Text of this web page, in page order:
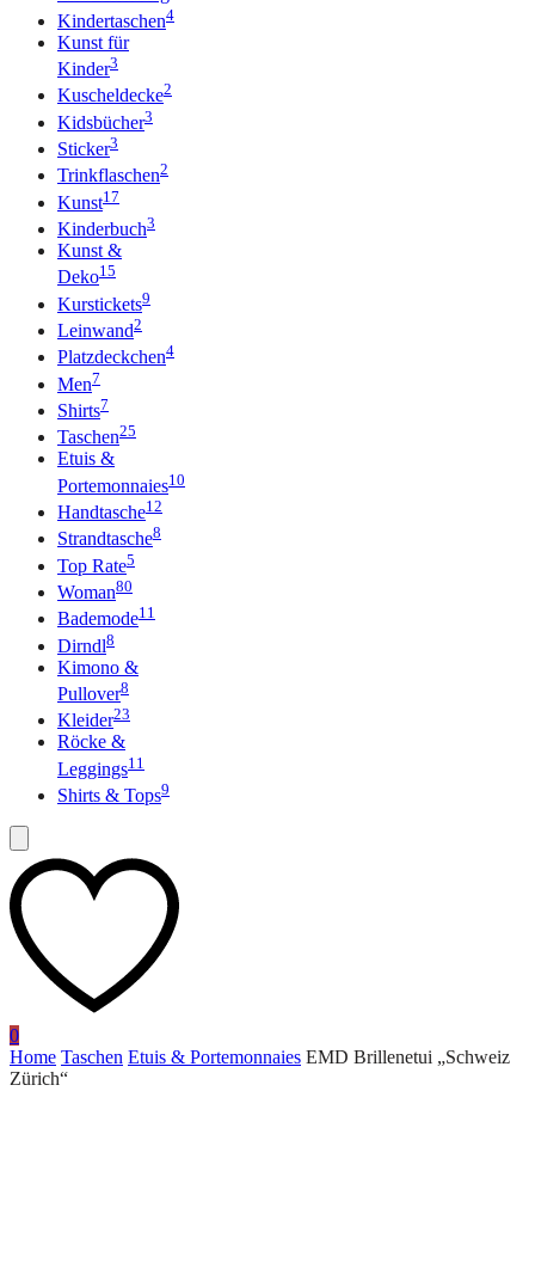
Kindertaschen4
Kunst für
Kinder3
Kuscheldecke2
Kidsbücher3
Sticker3
Trinkflaschen2
Kunst17
Kinderbuch3
Kunst &
Deko15
Kurstickets9
Leinwand2
Platzdeckchen4
Men7
Shirts7
Taschen25
Etuis &
Portemonnaies10
Handtasche12
Strandtasche8
Top Rate5
Woman80
Bademode11
Dirndl8
Kimono &
Pullover8
Kleider23
Röcke &
Leggings11
Shirts & Tops9
0
Home Taschen Etuis & Portemonnaies EMD Brillenetui „Schweiz
Zürich“